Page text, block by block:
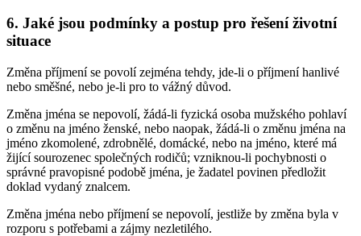
6. Jaké jsou podmínky a postup pro řešení životní
situace
Změna příjmení se povolí zejména tehdy, jde-li o příjmení hanlivé
nebo směšné, nebo je-li pro to vážný důvod.
Změna jména se nepovolí, žádá-li fyzická osoba mužského pohlaví
o změnu na jméno ženské, nebo naopak, žádá-li o změnu jména na
jméno zkomolené, zdrobnělé, domácké, nebo na jméno, které má
žijící sourozenec společných rodičů; vzniknou-li pochybnosti o
správné pravopisné podobě jména, je žadatel povinen předložit
doklad vydaný znalcem.
Změna jména nebo příjmení se nepovolí, jestliže by změna byla v
rozporu s potřebami a zájmy nezletilého.